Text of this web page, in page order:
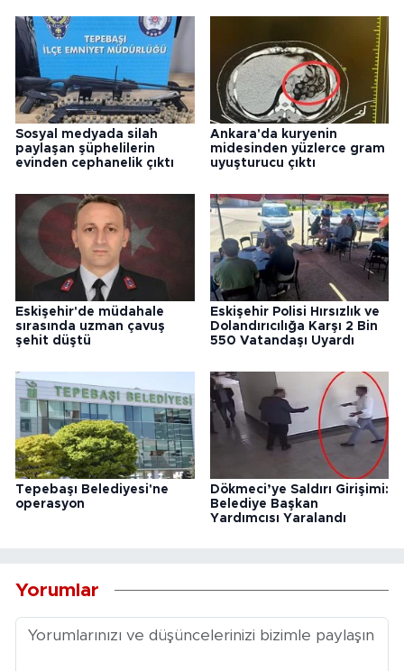
Sosyal medyada silah
paylaşan şüphelilerin
evinden cephanelik çıktı
Ankara'da kuryenin
midesinden yüzlerce gram
uyuşturucu çıktı
Eskişehir'de müdahale
sırasında uzman çavuş
şehit düştü
Eskişehir Polisi Hırsızlık ve
Dolandırıcılığa Karşı 2 Bin
550 Vatandaşı Uyardı
Tepebaşı Belediyesi'ne
operasyon
Dökmeci’ye Saldırı Girişimi:
Belediye Başkan
Yardımcısı Yaralandı
Yorumlar